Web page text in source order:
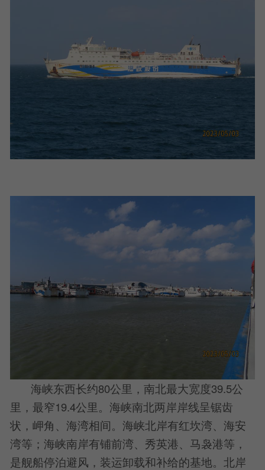
海峡东西长约80公里，南北最大宽度39.5公
里，最窄19.4公里。海峡南北两岸岸线呈锯齿
状，岬角、海湾相间。海峡北岸有红坎湾、海安
湾等；海峡南岸有铺前湾、秀英港、马袅港等，
是舰船停泊避风，装运卸载和补给的基地。北岸